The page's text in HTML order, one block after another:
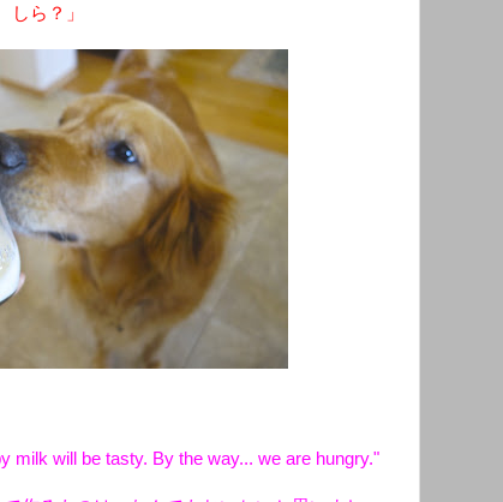
しら？」
milk will be tasty. By the way... we are hungry."